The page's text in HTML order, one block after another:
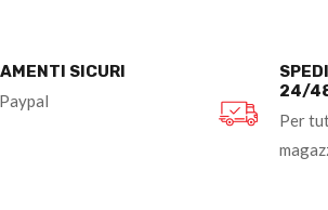
SICURI
24/
Per